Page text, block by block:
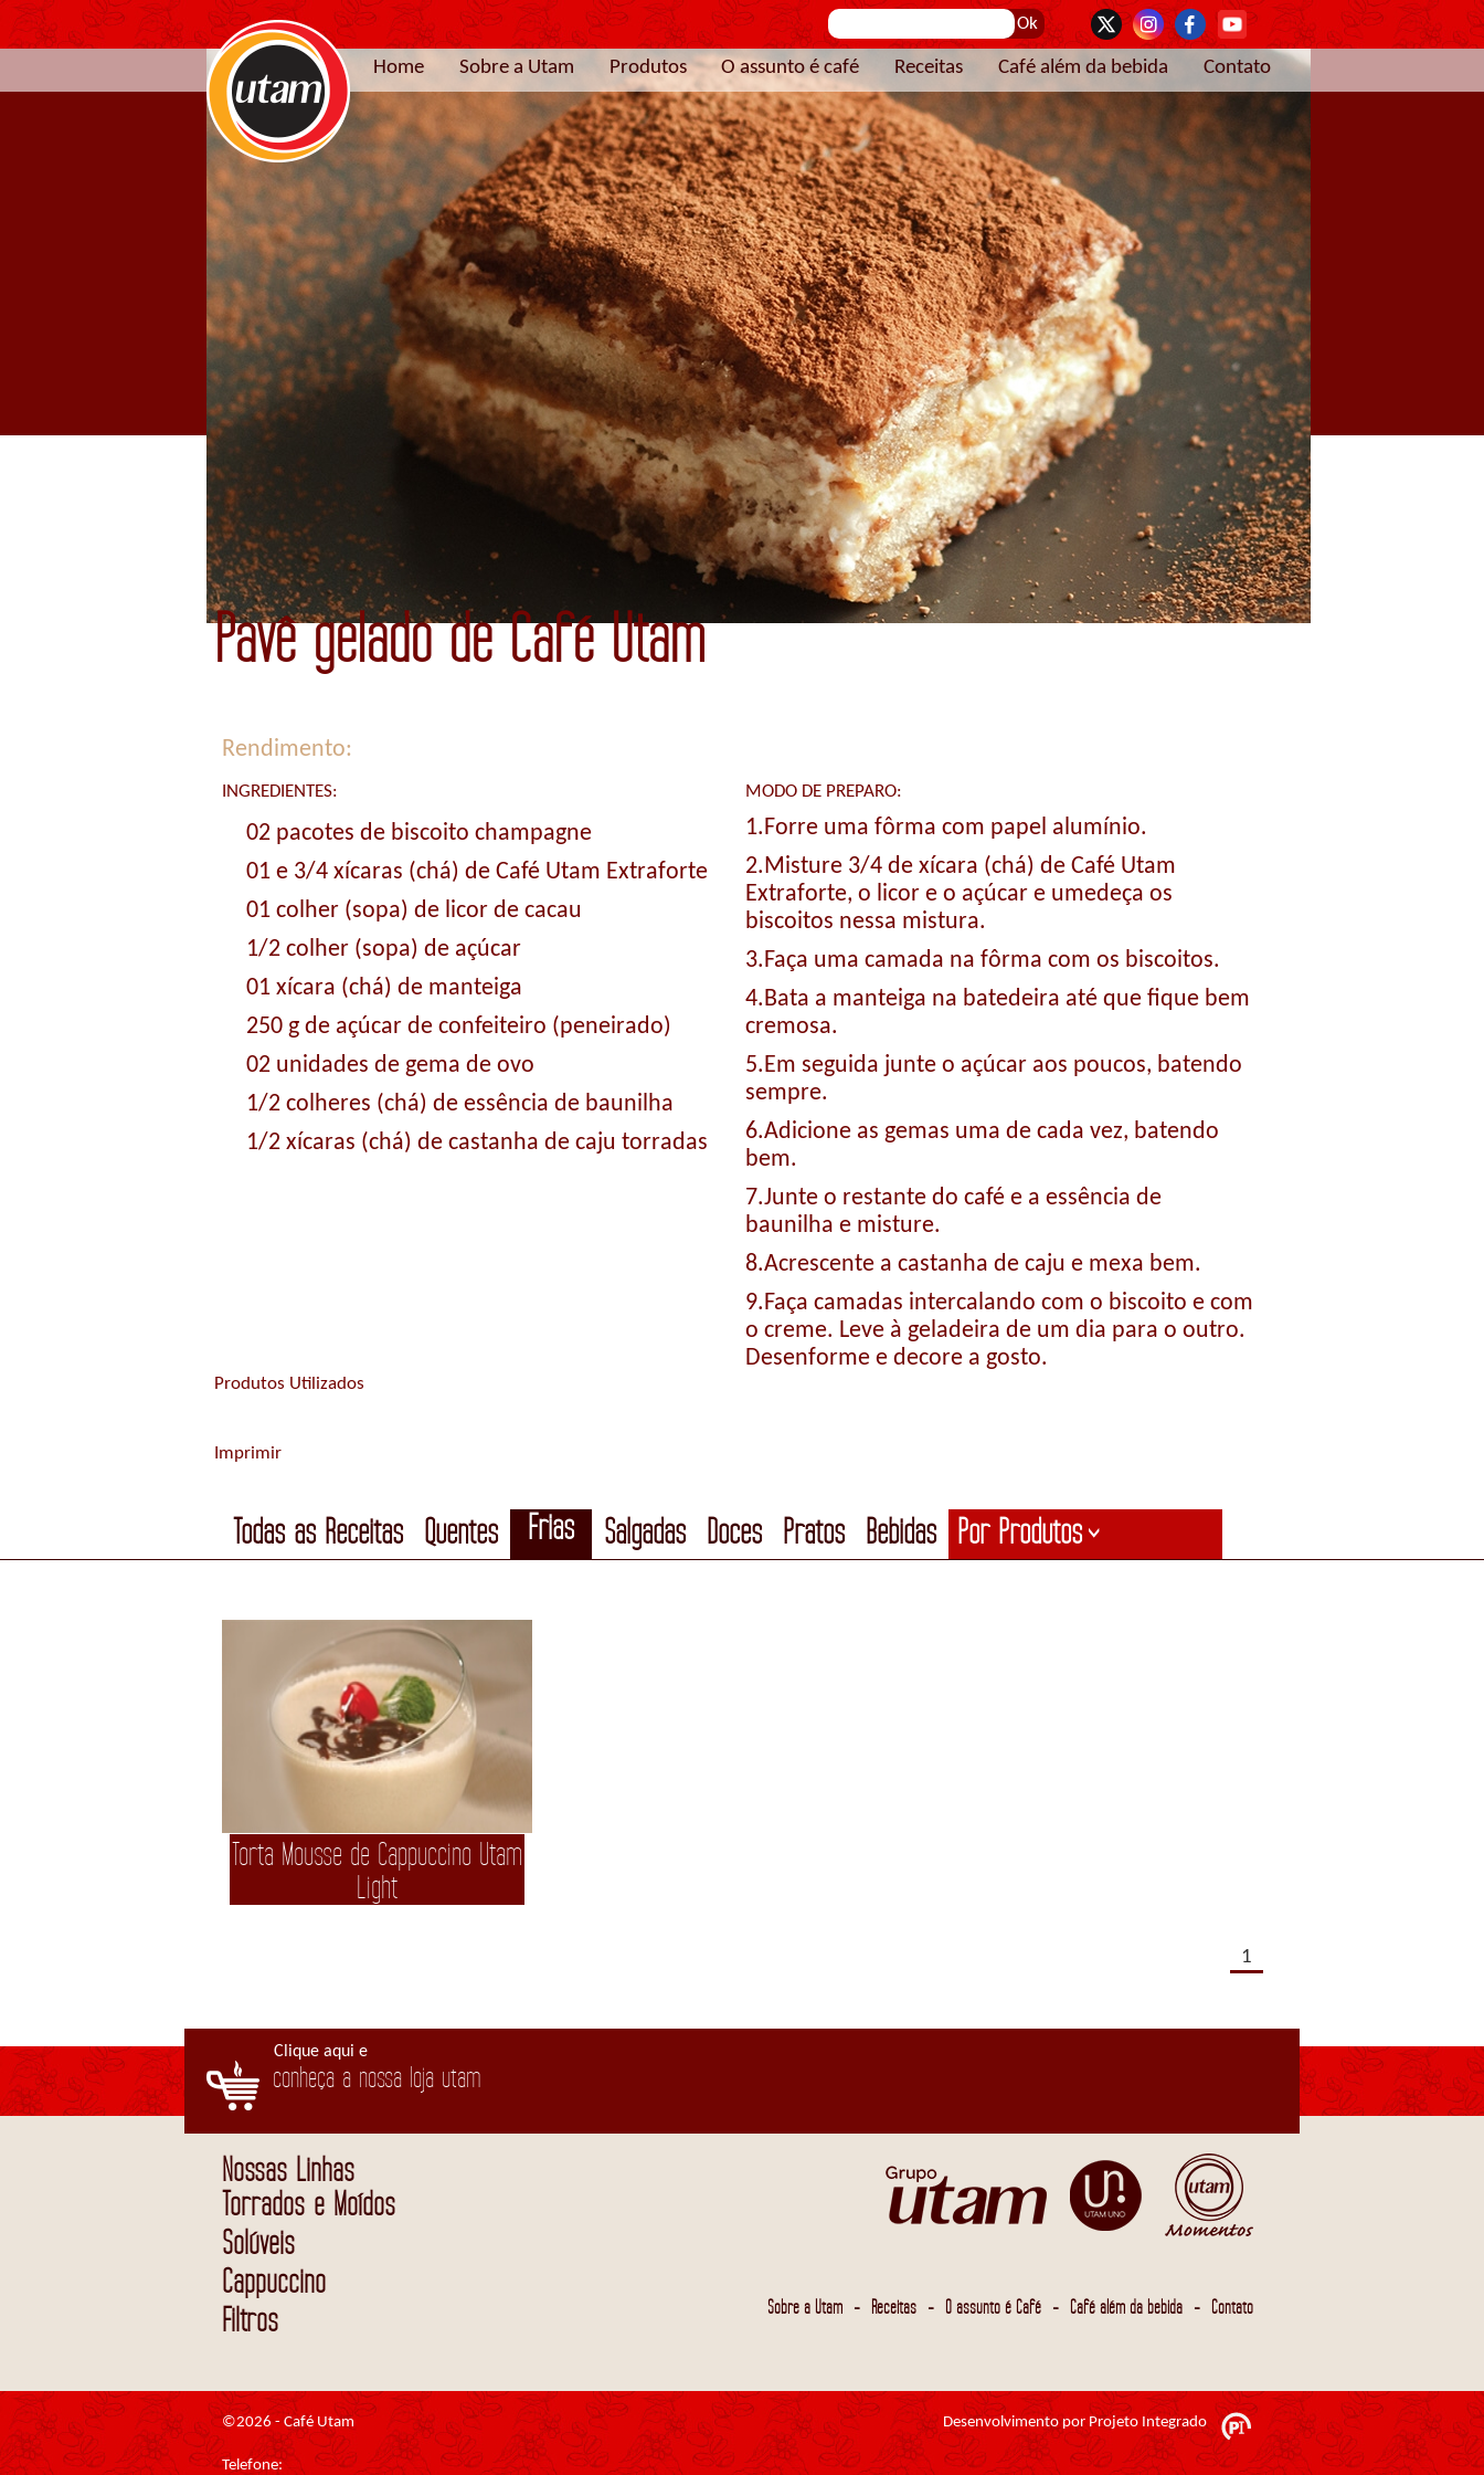
Home Sobre a Utam Produtos O assunto é café Receitas Café além da bebida Contato
Pavê gelado de Café Utam
Rendimento:
INGREDIENTES:
02 pacotes de biscoito champagne
01 e 3/4 xícaras (chá) de Café Utam Extraforte
01 colher (sopa) de licor de cacau
1/2 colher (sopa) de açúcar
01 xícara (chá) de manteiga
250 g de açúcar de confeiteiro (peneirado)
02 unidades de gema de ovo
1/2 colheres (chá) de essência de baunilha
1/2 xícaras (chá) de castanha de caju torradas
MODO DE PREPARO:
1.Forre uma fôrma com papel alumínio.
2.Misture 3/4 de xícara (chá) de Café Utam
Extraforte, o licor e o açúcar e umedeça os
biscoitos nessa mistura.
3.Faça uma camada na fôrma com os biscoitos.
4.Bata a manteiga na batedeira até que fique bem
cremosa.
5.Em seguida junte o açúcar aos poucos, batendo
sempre.
6.Adicione as gemas uma de cada vez, batendo
bem.
7.Junte o restante do café e a essência de
baunilha e misture.
8.Acrescente a castanha de caju e mexa bem.
9.Faça camadas intercalando com o biscoito e com
o creme. Leve à geladeira de um dia para o outro.
Desenforme e decore a gosto.
Produtos Utilizados
Imprimir
Todas as Receitas Quentes Frias Salgadas Doces Pratos Bebidas Por Produtos>
Torta Mousse de Cappuccino Utam
Light
1
Clique aqui e
conheça a nossa loja utam
Nossas Linhas
Torrados e Moídos
Solúveis
Cappuccino
Filtros
Sobre a Utam - Receitas - O assunto é Café - Café além da bebida - Contato
©2026 - Café Utam
Telefone:
Desenvolvimento por Projeto Integrado